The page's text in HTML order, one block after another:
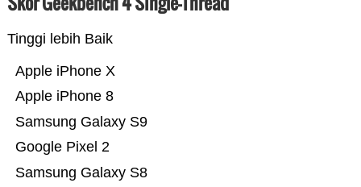
Tinggi lebih Baik
Samsung Galaxy S8
Google Pixel 2
Samsung Galaxy S9
Apple iPhone 8
Apple iPhone X